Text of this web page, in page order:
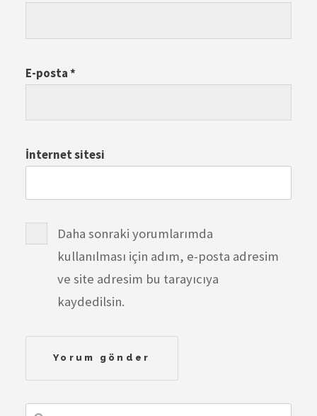
E-posta*
İnternet sitesi
Daha sonraki yorumlarımda
kullanılması için adım, e-posta adresim
ve site adresim bu tarayıcıya
kaydedilsin.